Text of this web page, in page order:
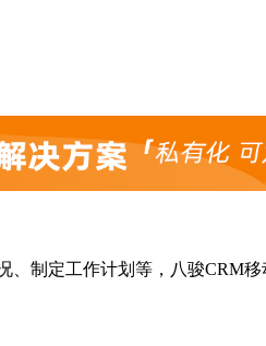
制定工作计划等，八骏CRM